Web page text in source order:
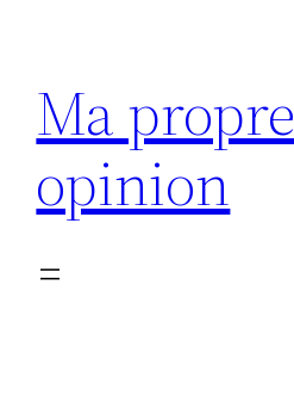
contenu
Ma propre
opinion